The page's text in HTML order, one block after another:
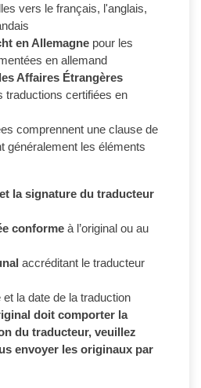
vers le français, l'anglais,
en Allemagne pour les
en allemand
Affaires Étrangères
traductions certifiées en
comprennent une clause de
généralement les éléments
la signature du traducteur
conforme à l’original ou au
accréditant le traducteur
la date de la traduction
doit comporter la
du traducteur, veuillez
envoyer les originaux par